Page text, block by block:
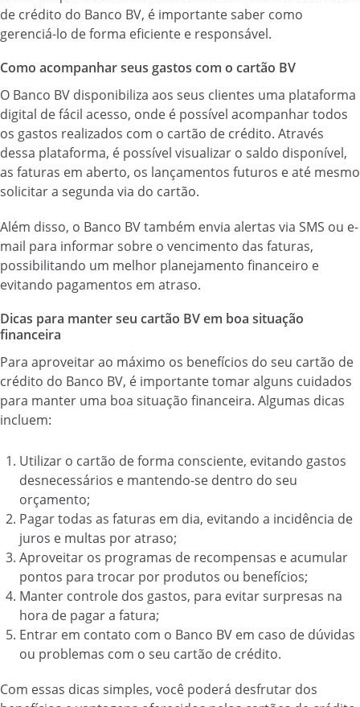
de crédito do Banco BV, é importante saber como
gerenciá-lo de forma eficiente e responsável.
Como acompanhar seus gastos com o cartão BV
O Banco BV disponibiliza aos seus clientes uma plataforma
digital de fácil acesso, onde é possível acompanhar todos
os gastos realizados com o cartão de crédito. Através
dessa plataforma, é possível visualizar o saldo disponível,
as faturas em aberto, os lançamentos futuros e até mesmo
solicitar a segunda via do cartão.
Além disso, o Banco BV também envia alertas via SMS ou e-
mail para informar sobre o vencimento das faturas,
possibilitando um melhor planejamento financeiro e
evitando pagamentos em atraso.
Dicas para manter seu cartão BV em boa situação
financeira
Para aproveitar ao máximo os benefícios do seu cartão de
crédito do Banco BV, é importante tomar alguns cuidados
para manter uma boa situação financeira. Algumas dicas
incluem:
Utilizar o cartão de forma consciente, evitando gastos
desnecessários e mantendo-se dentro do seu
orçamento;
Pagar todas as faturas em dia, evitando a incidência de
juros e multas por atraso;
Aproveitar os programas de recompensas e acumular
pontos para trocar por produtos ou benefícios;
Manter controle dos gastos, para evitar surpresas na
hora de pagar a fatura;
Entrar em contato com o Banco BV em caso de dúvidas
ou problemas com o seu cartão de crédito.
Com essas dicas simples, você poderá desfrutar dos